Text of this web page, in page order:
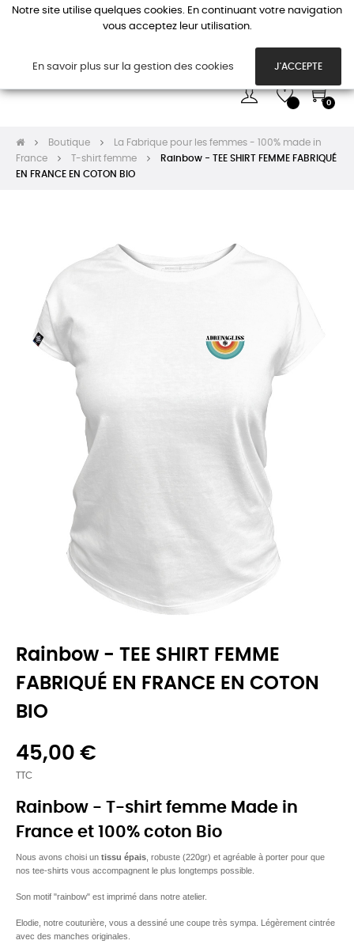
la
0
Boutique
La Fabrique pour les femmes - 100% made in
France
T-shirt femme
Rainbow - TEE SHIRT FEMME FABRIQUÉ
EN FRANCE EN COTON BIO
Rainbow - TEE SHIRT FEMME
FABRIQUÉ EN FRANCE EN COTON
BIO
45,00 €
TTC
Rainbow - T-shirt femme Made in
France et 100% coton Bio
Nous avons choisi un tissu épais , robuste (220gr) et agréable à porter pour que
nos tee-shirts vous accompagnent le plus longtemps possible.
Son motif "rainbow" est imprimé dans notre atelier.
Elodie, notre couturière, vous a dessiné une coupe très sympa. Légèrement cintrée
avec des manches originales.
Notre site utilise quelques cookies. En continuant votre navigation
vous acceptez leur utilisation.
En savoir plus sur la gestion des cookies J'ACCEPTE